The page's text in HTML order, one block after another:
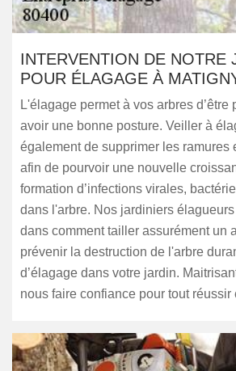
INTERVENTION DE NOTRE
POUR ÉLAGAGE À
L'élagage permet à vos arbres d’être
avoir une bonne posture. Veiller à
également de supprimer les ramures
afin de pourvoir une nouvelle
formation d’infections virales,
dans l'arbre. Nos jardiniers
dans comment tailler assurément un
prévenir la destruction de l'arbre
d’élagage dans votre jardin.
nous faire confiance pour tout réussir